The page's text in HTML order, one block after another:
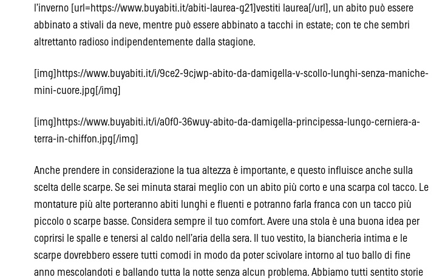
l’inverno [url=https://www.buyabiti.it/abiti-laurea-g21]vestiti laurea[/url], un abito può essere
abbinato a stivali da neve, mentre può essere abbinato a tacchi in estate; con te che sembri
altrettanto radioso indipendentemente dalla stagione.
[img]https://www.buyabiti.it/i/9ce2-9cjwp-abito-da-damigella-v-scollo-lunghi-senza-maniche-
mini-cuore.jpg[/img]
[img]https://www.buyabiti.it/i/a0f0-36wuy-abito-da-damigella-principessa-lungo-cerniera-a-
terra-in-chiffon.jpg[/img]
Anche prendere in considerazione la tua altezza è importante, e questo influisce anche sulla
scelta delle scarpe. Se sei minuta starai meglio con un abito più corto e una scarpa col tacco. Le
montature più alte porteranno abiti lunghi e fluenti e potranno farla franca con un tacco più
piccolo o scarpe basse. Considera sempre il tuo comfort. Avere una stola è una buona idea per
coprirsi le spalle e tenersi al caldo nell’aria della sera. Il tuo vestito, la biancheria intima e le
scarpe dovrebbero essere tutti comodi in modo da poter scivolare intorno al tuo ballo di fine
anno mescolandoti e ballando tutta la notte senza alcun problema. Abbiamo tutti sentito storie